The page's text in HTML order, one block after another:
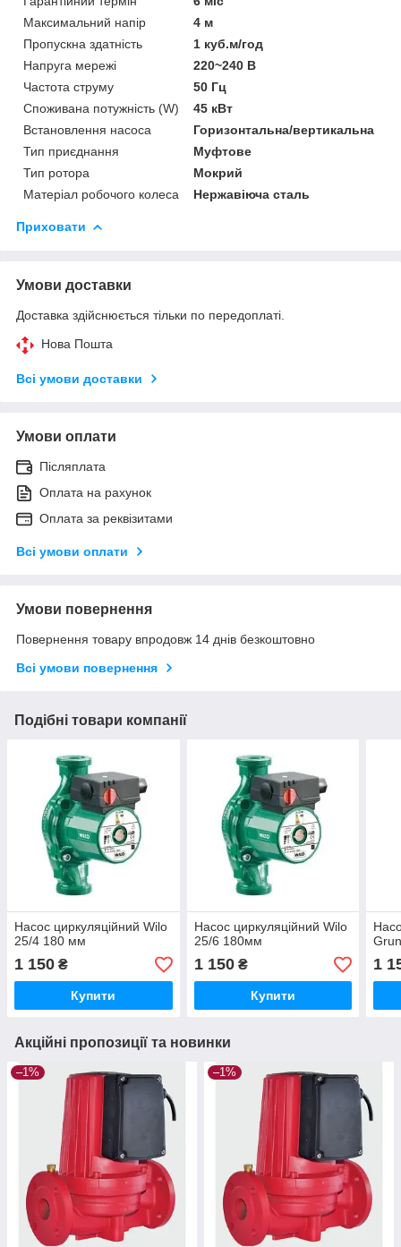
Максимальний напір
4 м
Пропускна здатність
1 куб.м/год
Напруга мережі
220~240 В
Частота струму
50 Гц
Споживана потужність (W)
45 кВт
Встановлення насоса
Горизонтальна/вертикальна
Тип приєднання
Муфтове
Тип ротора
Мокрий
Матеріал робочого колеса
Нержавіюча сталь
Приховати
Умови доставки
Доставка здійснюється тільки по передоплаті.
Нова Пошта
Всі умови доставки
Умови оплати
Післяплата
Оплата на рахунок
Оплата за реквізитами
Всі умови оплати
Умови повернення
Повернення товару впродовж 14 днів безкоштовно
Всі умови повернення
Подібні товари компанії
Насос циркуляційний Wilo
25/4 180 мм
1 150 ₴
Купити
Насос циркуляційний Wilo
25/6 180мм
1 150₴
Купити
1
Акційні пропозиції та новинки
–1% –1%